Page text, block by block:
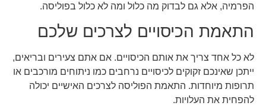
הפרמיה, אלא גם לבדוק מה כלול ומה לא כלול בפוליסה.
התאמת הכיסויים לצרכים שלכם
לא כל אחד צריך את אותם הכיסויים. אם אתם צעירים ובריאים,
ייתכן שאינכם זקוקים לכיסויים נרחבים כמו ניתוחים מורכבים או
תרופות מיוחדות. התאמת הפוליסה לצרכים האישיים יכולה
להפחית את העלויות.